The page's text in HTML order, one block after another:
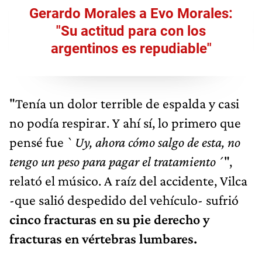
Gerardo Morales a Evo Morales:
"Su actitud para con los
argentinos es repudiable"
"Tenía un dolor terrible de espalda y casi
no podía respirar. Y ahí sí, lo primero que
pensé fue ` Uy, ahora cómo salgo de esta, no
tengo un peso para pagar el tratamiento´",
relató el músico. A raíz del accidente, Vilca
-que salió despedido del vehículo- sufrió
cinco fracturas en su pie derecho y
fracturas en vértebras lumbares.